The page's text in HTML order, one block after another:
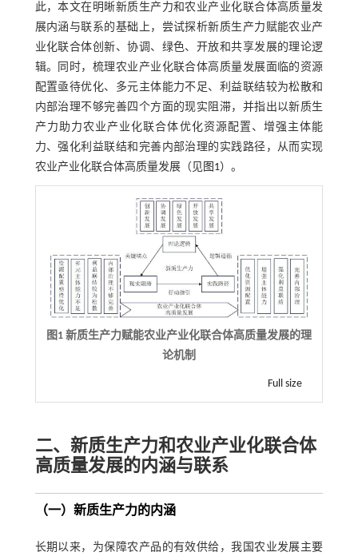
此，本文在明晰新质生产力和农业产业化联合体高质量发
展内涵与联系的基础上，尝试探析新质生产力赋能农业产
业化联合体创新、协调、绿色、开放和共享发展的理论逻
辑。同时，梳理农业产业化联合体高质量发展面临的资源
配置亟待优化、多元主体能力不足、利益联结较为松散和
内部治理不够完善四个方面的现实阻滞，并指出以新质生
产力助力农业产业化联合体优化资源配置、增强主体能
力、强化利益联结和完善内部治理的实践路径，从而实现
农业产业化联合体高质量发展（见图1）。
图1 新质生产力赋能农业产业化联合体高质量发展的理
论机制
Full size
二、新质生产力和农业产业化联合体
高质量发展的内涵与联系
（一）新质生产力的内涵
长期以来，为保障农产品的有效供给，我国农业发展主要